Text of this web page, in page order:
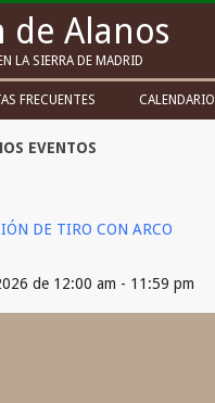
LA SIERRA DE MADRID
FRECUENTES CALENDARIO
EVENTOS
DE TIRO CON ARCO
de 12:00 am - 11:59 pm